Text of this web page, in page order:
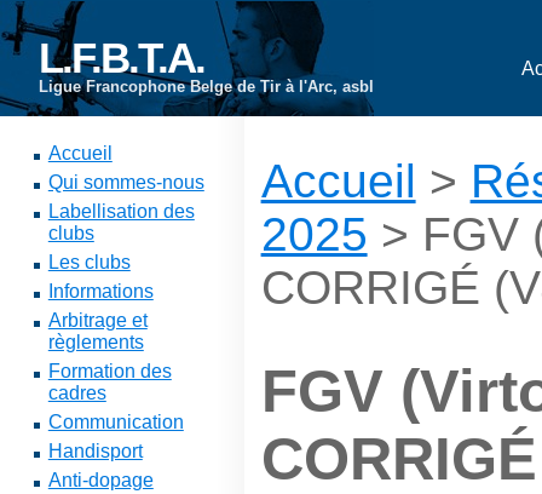
L.F.B.T.A.
Ligue Francophone Belge de Tir à l'Arc, asbl
Accueil
Qui sommes-nous
Labellisation des
clubs
Les clubs
Informations
Arbitrage et
règlements
Formation des
cadres
Communication
Handisport
Anti-dopage
Accueil >
2025 > FGV
CORRIGÉ
FGV